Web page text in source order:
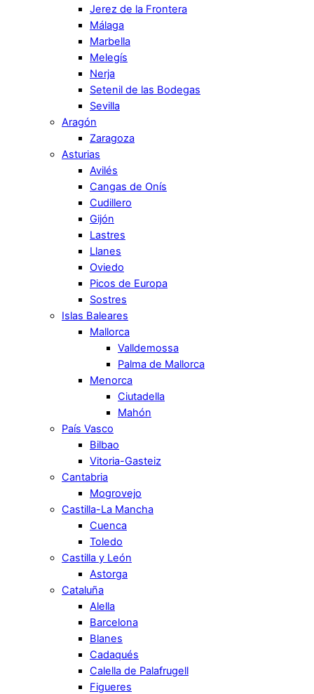
Jerez de la Frontera
Málaga
Marbella
Melegís
Nerja
Setenil de las Bodegas
Sevilla
Aragón
Zaragoza
Asturias
Avilés
Cangas de Onís
Cudillero
Gijón
Lastres
Llanes
Oviedo
Picos de Europa
Sostres
Islas Baleares
Mallorca
Valldemossa
Palma de Mallorca
Menorca
Ciutadella
Mahón
País Vasco
Bilbao
Vitoria-Gasteiz
Cantabria
Mogrovejo
Castilla-La Mancha
Cuenca
Toledo
Castilla y León
Astorga
Cataluña
Alella
Barcelona
Blanes
Cadaqués
Calella de Palafrugell
Figueres